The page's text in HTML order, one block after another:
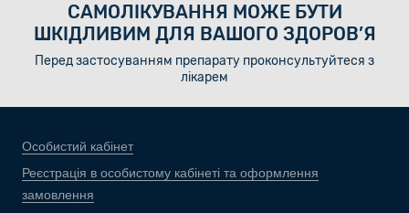
САМОЛІКУВАННЯ МОЖЕ БУТИ
ШКІДЛИВИМ ДЛЯ ВАШОГО ЗДОРОВ’Я
Перед застосуванням препарату проконсультуйтеся з
лікарем
Особистий кабінет
Реєстрація в особистому кабінеті та оформлення
замовлення